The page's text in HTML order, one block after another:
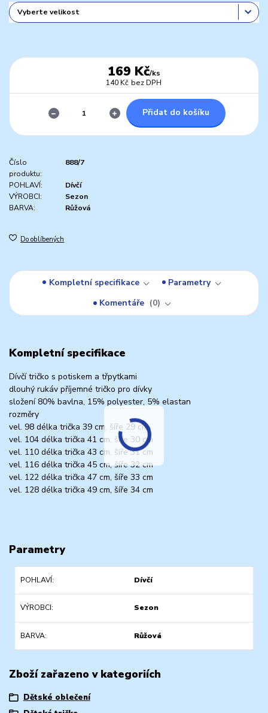
169 Kč/ks
140 Kč bez DPH
Přidat do košíku
Číslo
produktu:
888/7
POHLAVÍ:
Dívčí
VÝROBCI:
Sezon
BARVA:
Růžová
Do oblíbených
Kompletní specifikace
Parametry
Komentáře
0
Kompletní specifikace
Dívčí tričko s potiskem a třpytkami
dlouhý rukáv příjemné tričko pro dívky
složení 80% bavlna, 15% polyester, 5% elastan
rozměry
vel. 98 délka trička 39 cm, šíře 29 cm
vel. 104 délka trička 41 cm, šíře 30 cm
vel. 110 délka trička 43 cm, šíře 31 cm
vel. 116 délka trička 45 cm, šíře 32 cm
vel. 122 délka trička 47 cm, šíře 33 cm
vel. 128 délka trička 49 cm, šíře 34 cm
Parametry
POHLAVÍ Dívčí
VÝROBCI Sezon
BARVA Růžová
Zboží zařazeno v kategoriích
Dětské oblečení